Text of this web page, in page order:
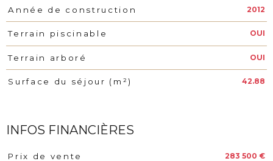
Année de construction 2012
Terrain piscinable OUI
Terrain arboré OUI
Surface du séjour (m²) 42.88
INFOS FINANCIÈRES
Caractéristiques Valeurs
Prix de vente 283 500 €